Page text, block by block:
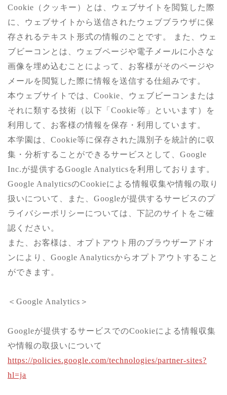
Cookie（クッキー）とは、ウェブサイトを閲覧した際
に、ウェブサイトから送信されたウェブブラウザに保
存されるテキスト形式の情報のことです。 また、ウェ
ブビーコンとは、ウェブページや電子メールに小さな
画像を埋め込むことによって、お客様がそのページや
メールを閲覧した際に情報を送信する仕組みです。
本ウェブサイトでは、Cookie、ウェブビーコンまたは
それに類する技術（以下「Cookie等」といいます）を
利用して、お客様の情報を保存・利用しています。
本学園は、Cookie等に保存された識別子を統計的に収
集・分析することができるサービスとして、Google
Inc.が提供するGoogle Analyticsを利用しております。
Google AnalyticsのCookieによる情報収集や情報の取り
扱いについて、また、Googleが提供するサービスのプ
ライバシーポリシーについては、下記のサイトをご確
認ください。
また、お客様は、オプトアウト用のブラウザーアドオ
ンにより、Google Analyticsからオプトアウトすること
ができます。
＜Google Analytics＞
Googleが提供するサービスでのCookieによる情報収集
や情報の取扱いについて
https://policies.google.com/technologies/partner-sites?
hl=ja